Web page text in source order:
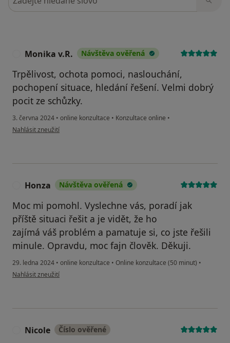
Monika v.R. Návštěva ověřená
Trpělivost, ochota pomoci, naslouchání,
pochopení situace, hledání řešení. Velmi dobrý
pocit ze schůzky.
3. června 2024 • online konzultace • Konzultace online •
podle názoru uživatele Monika v.R.
Nahlásit zneužití
Honza Návštěva ověřená
Moc mi pomohl. Vyslechne vás, poradí jak
příště situaci řešit a je vidět, že ho
zajímá váš problém a pamatuje si, co jste řešili
minule. Opravdu, moc fajn člověk. Děkuji.
29. ledna 2024 • online konzultace • Online konzultace (50 minut) •
podle názoru uživatele Honza
Nahlásit zneužití
Nicole Číslo ověřené